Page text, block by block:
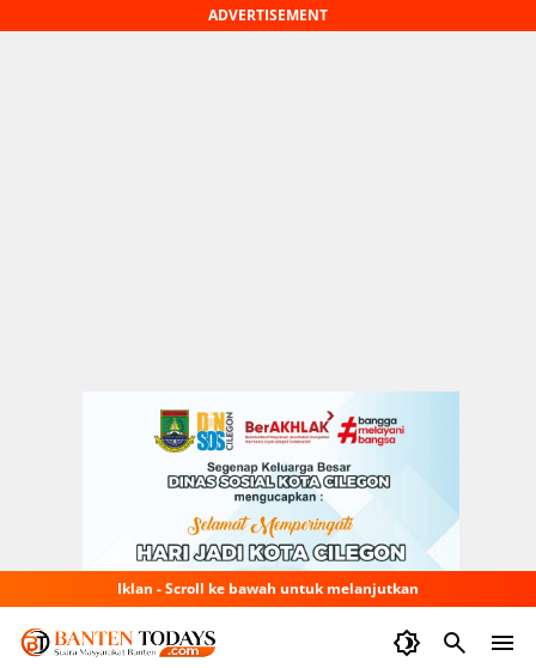
ADVERTISEMENT
Iklan - Scroll ke bawah untuk melanjutkan